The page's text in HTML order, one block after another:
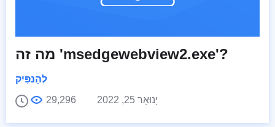
מה זה 'msedgewebview2.exe'?
לְהַנפִּיק
יָנוּאָר 25, 2022
29,296